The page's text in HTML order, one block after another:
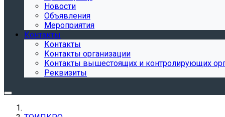
Новости
Объявления
Мероприятия
Контакты
Контакты
Контакты организации
Контакты вышестоящих и контролирующих
Реквизиты